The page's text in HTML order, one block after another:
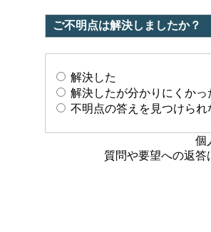
ご不明点は解決しましたか？
解決した
解決したが分かりにくかっ
不明点の答えを見つけられ
個
質問や要望への返